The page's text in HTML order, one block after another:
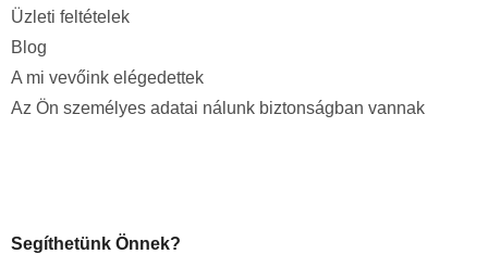
Üzleti feltételek
Blog
A mi vevőink elégedettek
Az Ön személyes adatai nálunk biztonságban vannak
Segíthetünk Önnek?